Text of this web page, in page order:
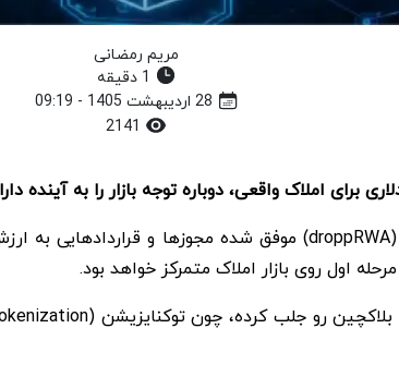
مریم رمضانی